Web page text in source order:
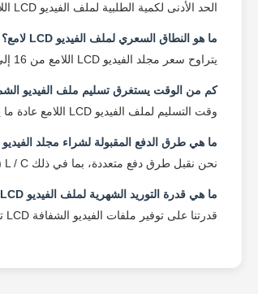
الحد الأدنى لكمية الطلبية لملف الفيديو LCD اللامع هو قطعة واحدة، مما يجعله مريحًا لكل من المشتريات الفردية والجماعية.
ما هو النطاق السعري لملف الفيديو LCD لامع؟
يتراوح سعر مجلد الفيديو LCD اللامع من 16 إلى 22 دولارًا أمريكيًا للقطعة الواحدة ، اعتمادًا على كمية الطلب وخيارات التخصيص.
كم من الوقت يستغرق تسليم ملف الفيديو
وقت التسليم لملف الفيديو LCD اللامع عادة ما يكون بين 5 و 19 يوم عمل ، اعتمادا على حجم الطلب وطريقة الشحن.
ما هي طرق الدفع المقبولة لشراء مجلد
نحن نقبل طرق دفع متعددة، بما في ذلك L / C (رسالة ائتمان) ، T / T (تحويل تلغرافية) ، ويسترن يونيون، وباي بال لسهولة الخاص بك.
ما هي قدرة التوريد الشهرية لملف الفيديو LCD اللامع؟
قدرتنا على توفير ملفات الفيديو الشفافة LCD تصل إلى 20،000 قطعة في الشهر، مما يضمن لنا أن نتمكن من تلبية الطلبات الكبيرة بكفاءة.